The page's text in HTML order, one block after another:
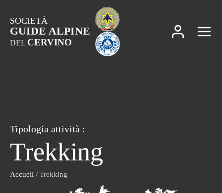
SOCIETÀ
GUIDE ALPINE
DEL CERVINO
Tipologia attività :
Trekking
Accueil / Trekking